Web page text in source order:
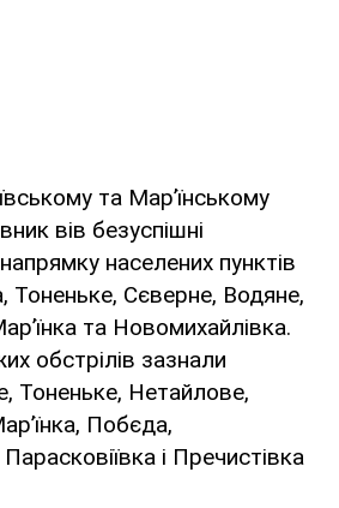
та Мар’їнському
вів безуспішні
напрямку населених пунктів
Тоненьке, Сєверне, Водяне,
та Новомихайлівка.
обстрілів зазнали
Тоненьке, Нетайлове,
Побєда,
і Пречистівка